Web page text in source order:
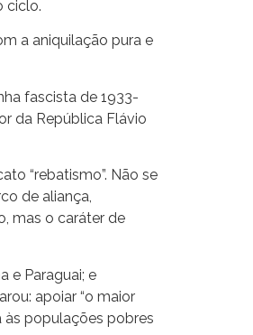
ciclo.
a aniquilação pura e
fascista de 1933-
da República Flávio
“rebatismo”. Não se
de aliança,
mas o caráter de
e Paraguai; e
apoiar “o maior
às populações pobres